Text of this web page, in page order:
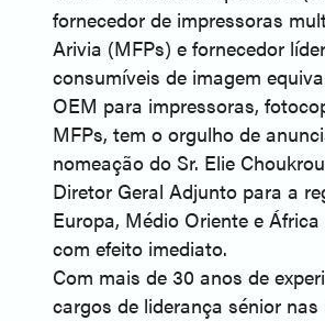
fornecedor de impressoras
Arivia (MFPs) e fornecedor
consumíveis de imagem
OEM para impressoras,
MFPs, tem o orgulho de
nomeação do Sr. Elie
Diretor Geral Adjunto para a
Europa, Médio Oriente e África
com efeito imediato.
Com mais de 30 anos de
cargos de liderança sénior